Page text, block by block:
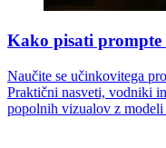
Kako pisati
Naučite se učinkovitega
Praktični nasveti, vodniki
popolnih vizualov z